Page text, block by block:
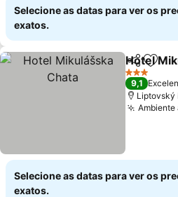
Selecione as datas para ver os
exatos.
Partilhar
Hotel
3 Estrelas
9,1
Liptovský
Ambiente
Selecione as datas para ver os
exatos.